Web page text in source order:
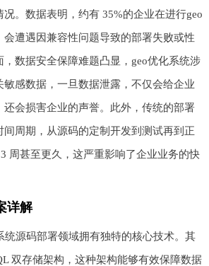
。数据表明，约有 35%的企业在进行geo
遭遇因兼容性问题导致的部署失败或性
数据安全保障难题凸显，geo优化系统涉
敏感数据，一旦数据泄露，不仅会给企业
还会损害企业的声誉。此外，传统的部署
周期，从源码的定制开发到测试再到正
周甚至更久，这严重影响了企业业务的快
详解
统源码部署领域拥有独特的核心技术。其
双存储架构，这种架构能够有效保障数据